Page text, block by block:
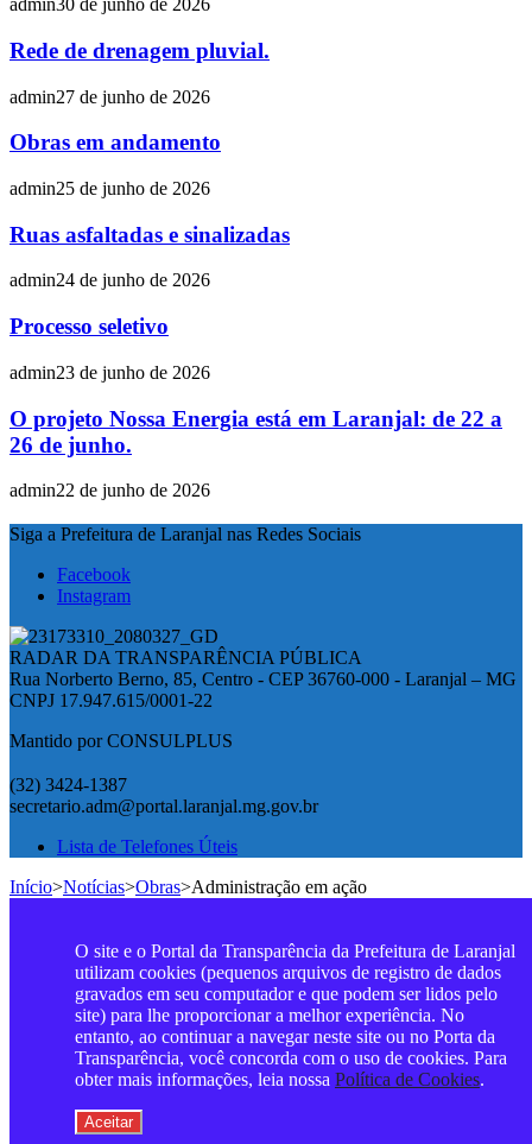
admin30 de junho de 2026
Rede de drenagem pluvial.
admin27 de junho de 2026
Obras em andamento
admin25 de junho de 2026
Ruas asfaltadas e sinalizadas
admin24 de junho de 2026
Processo seletivo
admin23 de junho de 2026
O projeto Nossa Energia está em Laranjal: de 22 a
26 de junho.
admin22 de junho de 2026
Siga a Prefeitura de Laranjal nas Redes Sociais
Facebook
Instagram
RADAR DA TRANSPARÊNCIA PÚBLICA
Rua Norberto Berno, 85, Centro - CEP 36760-000 - Laranjal – MG
CNPJ 17.947.615/0001-22
Mantido por CONSULPLUS
(32) 3424-1387
secretario.adm@portal.laranjal.mg.gov.br
Lista de Telefones Úteis
Início>Notícias>Obras>Administração em ação
O site e o Portal da Transparência da Prefeitura de Laranjal
utilizam cookies (pequenos arquivos de registro de dados
gravados em seu computador e que podem ser lidos pelo
site) para lhe proporcionar a melhor experiência. No
entanto, ao continuar a navegar neste site ou no Porta da
Transparência, você concorda com o uso de cookies. Para
obter mais informações, leia nossa Política de Cookies.
Aceitar